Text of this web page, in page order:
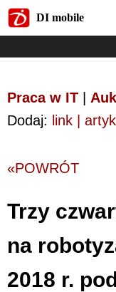
DI mobile
Praca w IT
Dodaj: link |
«POWRÓT
Trzy
na
2018 r.
DI mobile